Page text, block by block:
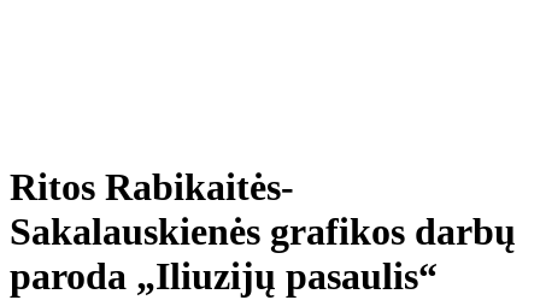
Ritos Rabikaitės-
Sakalauskienės grafikos darbų
paroda „Iliuzijų pasaulis“